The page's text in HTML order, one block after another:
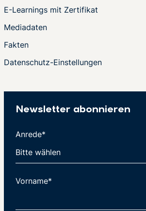
E-Learnings mit Zertifikat
Mediadaten
Fakten
Datenschutz-Einstellungen
Newsletter abonnieren
Anrede*
Vorname*